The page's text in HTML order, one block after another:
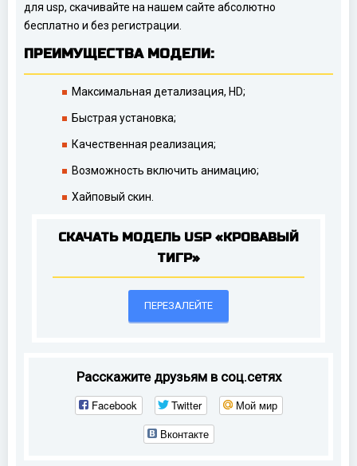
для usp, скачивайте на нашем сайте абсолютно
бесплатно и без регистрации.
ПРЕИМУЩЕСТВА МОДЕЛИ:
Максимальная детализация, HD;
Быстрая установка;
Качественная реализация;
Возможность включить анимацию;
Хайповый скин.
СКАЧАТЬ МОДЕЛЬ USP «КРОВАВЫЙ
ТИГР»
ПЕРЕЗАЛЕЙТЕ
Расскажите друзьям в соц.сетях
Facebook Twitter
Мой мир
Вконтакте